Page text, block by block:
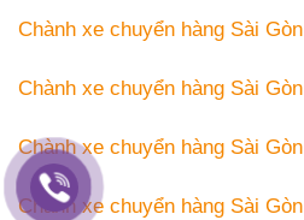
Chành xe chuyển hàng Sài
Chành xe chuyển hàng Sài
Chành xe chuyển hàng Sài
Chành xe chuyển hàng Sài